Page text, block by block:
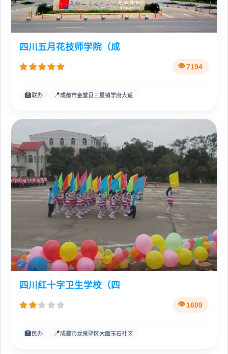
四川五月花技师学院（成
7194
🏫联办 📍成都市金堂县三星镇学府大道
四川红十字卫生学校（四
1609
🏫 民办 📍成都市龙泉驿区大面玉石社区